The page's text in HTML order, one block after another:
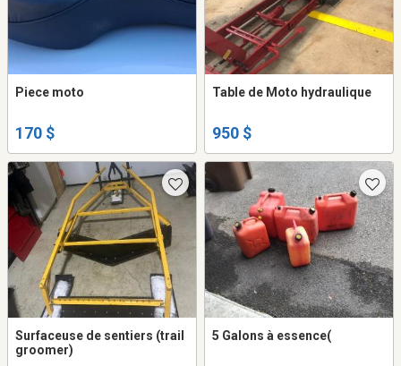
Piece moto
170 $
Table de Moto hydraulique
950 $
Surfaceuse de sentiers (trail
groomer)
5 Galons à essence(